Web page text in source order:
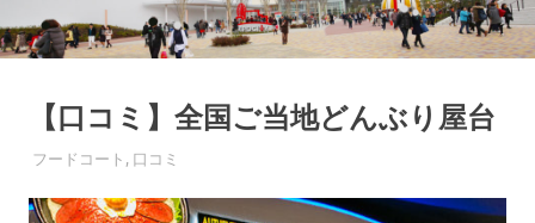
ン
ツ
い
て
や
コ
【口コミ】全国ご当地どんぶり屋台
2016年3月11日
EXPO-ADMIN
フードコート , 口コミ